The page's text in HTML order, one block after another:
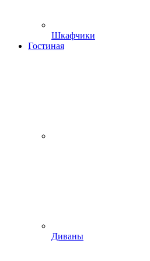
Шкафчики
Гостиная
Диваны